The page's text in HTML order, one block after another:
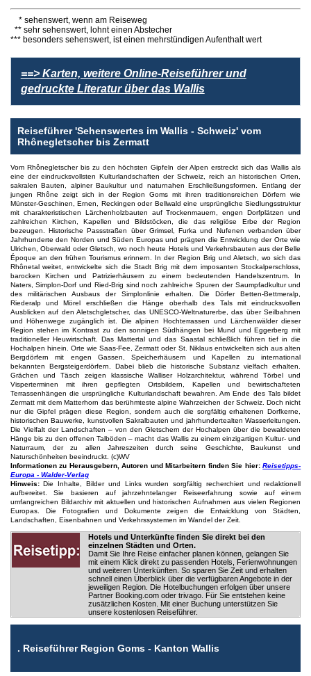
* sehenswert, wenn am Reiseweg
** sehr sehenswert, lohnt einen Abstecher
*** besonders sehenswert, ist einen mehrstündigen Aufenthalt wert
==> Karten, weitere Online-Reiseführer und
gedruckte Literatur über das Wallis
Reiseführer 'Sehenswertes im Wallis - Schweiz' vom
Rhônegletscher bis Zermatt
Vom Rhônegletscher bis zu den höchsten Gipfeln der Alpen erstreckt sich das Wallis als
eine der eindrucksvollsten Kulturlandschaften der Schweiz, reich an historischen Orten,
sakralen Bauten, alpiner Baukultur und naturnahen Erschließungsformen. Entlang der
jungen Rhône zeigt sich in der Region Goms mit ihren traditionsreichen Dörfern wie
Münster-Geschinen, Ernen, Reckingen oder Bellwald eine ursprüngliche Siedlungsstruktur
mit charakteristischen Lärchenholzbauten auf Trockenmauern, engen Dorfplätzen und
zahlreichen Kirchen, Kapellen und Bildstöcken, die das religiöse Erbe der Region
bezeugen. Historische Passstraßen über Grimsel, Furka und Nufenen verbanden über
Jahrhunderte den Norden und Süden Europas und prägten die Entwicklung der Orte wie
Ulrichen, Oberwald oder Gletsch, wo noch heute Hotels und Verkehrsbauten aus der Belle
Époque an den frühen Tourismus erinnern. In der Region Brig und Aletsch, wo sich das
Rhônetal weitet, entwickelte sich die Stadt Brig mit dem imposanten Stockalperschloss,
barocken Kirchen und Patrizierhäusern zu einem bedeutenden Handelszentrum. In
Naters, Simplon-Dorf und Ried-Brig sind noch zahlreiche Spuren der Saumpfadkultur und
des militärischen Ausbaus der Simplonlinie erhalten. Die Dörfer Betten-Bettmeralp,
Riederalp und Mörel erschließen die Hänge oberhalb des Tals mit eindrucksvollen
Ausblicken auf den Aletschgletscher, das UNESCO-Weltnaturerbe, das über Seilbahnen
und Höhenwege zugänglich ist. Die alpinen Hochterrassen und Lärchenwälder dieser
Region stehen im Kontrast zu den sonnigen Südhängen bei Mund und Eggerberg mit
traditioneller Heuwirtschaft. Das Mattertal und das Saastal schließlich führen tief in die
Hochalpen hinein. Orte wie Saas-Fee, Zermatt oder St. Niklaus entwickelten sich aus alten
Bergdörfern mit engen Gassen, Speicherhäusern und Kapellen zu international
bekannten Bergsteigerdörfern. Dabei blieb die historische Substanz vielfach erhalten.
Grächen und Täsch zeigen klassische Walliser Holzarchitektur, während Törbel und
Visperterminen mit ihren gepflegten Ortsbildern, Kapellen und bewirtschafteten
Terrassenhängen die ursprüngliche Kulturlandschaft bewahren. Am Ende des Tals bildet
Zermatt mit dem Matterhorn das berühmteste alpine Wahrzeichen der Schweiz. Doch nicht
nur die Gipfel prägen diese Region, sondern auch die sorgfältig erhaltenen Dorfkerne,
historischen Bauwerke, kunstvollen Sakralbauten und jahrhundertealten Wasserleitungen.
Die Vielfalt der Landschaften – von den Gletschern der Hochalpen über die bewaldeten
Hänge bis zu den offenen Talböden – macht das Wallis zu einem einzigartigen Kultur- und
Naturraum, der zu allen Jahreszeiten durch seine Geschichte, Baukunst und
Naturschönheiten beeindruckt. (c)WV
Informationen zu Herausgebern, Autoren und Mitarbeitern finden Sie hier:Reisetipps-
Europa - Walder-Verlag
Hinweis:Die Inhalte, Bilder und Links wurden sorgfältig recherchiert und redaktionell
aufbereitet. Sie basieren auf jahrzehntelanger Reiseerfahrung sowie auf einem
umfangreichen Bildarchiv mit aktuellen und historischen Aufnahmen aus vielen Regionen
Europas. Die Fotografien und Dokumente zeigen die Entwicklung von Städten,
Landschaften, Eisenbahnen und Verkehrssystemen im Wandel der Zeit.
Hotels und Unterkünfte finden Sie direkt bei den
einzelnen Städten und Orten.
Damit Sie Ihre Reise einfacher planen können, gelangen Sie
mit einem Klick direkt zu passenden Hotels, Ferienwohnungen
und weiteren Unterkünften. So sparen Sie Zeit und erhalten
schnell einen Überblick über die verfügbaren Angebote in der
jeweiligen Region. Die Hotelbuchungen erfolgen über unsere
Partner Booking.com oder trivago. Für Sie entstehen keine
zusätzlichen Kosten. Mit einer Buchung unterstützen Sie
unsere kostenlosen Reiseführer.
. Reiseführer Region Goms - Kanton Wallis